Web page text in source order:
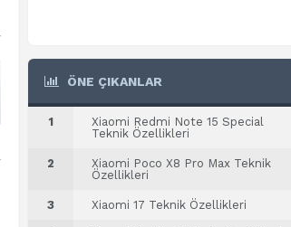
ÖNE ÇIKANLAR
1
Xiaomi Redmi Note 15 Special
Teknik Özellikleri
2
Xiaomi Poco X8 Pro Max Teknik
Özellikleri
3 Xiaomi 17 Teknik Özellikleri